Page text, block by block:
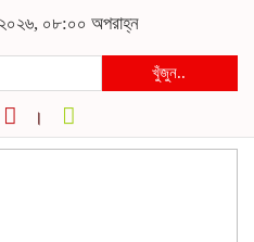
২০২৬, ০৮:০০ অপরাহ্ন
খুঁজুন..